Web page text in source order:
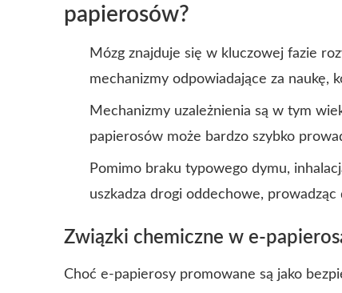
papierosów?
Mózg znajduje się w kluczowej fazie
mechanizmy odpowiadające za naukę,
Mechanizmy uzależnienia są w tym
papierosów może bardzo szybko
Pomimo braku typowego dymu,
uszkadza drogi oddechowe,
Związki chemiczne w e-
Choć e-papierosy promowane są jako